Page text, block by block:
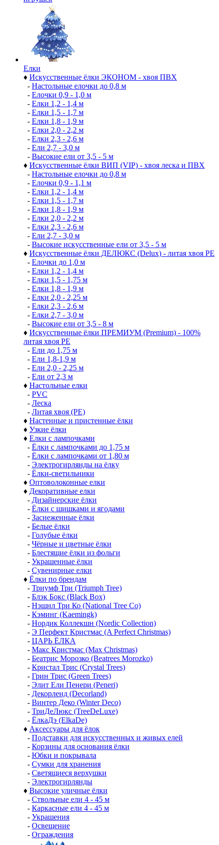
Елки
♦ Искусственные ёлки ЭКОНОМ - хвоя ПВХ
- Настольные елочки до 0,8 м
- Елочки 0,9 - 1,0 м
- Елки 1,2 - 1,4 м
- Елки 1,5 - 1,7 м
- Елки 1,8 - 1,9 м
- Елки 2,0 - 2,2 м
- Елки 2,3 - 2,6 м
- Ели 2,7 - 3,0 м
- Высокие ели от 3,5 - 5 м
♦ Искусственные ёлки ВИП (VIP) - хвоя леска и ПВХ
- Настольные елочки до 0,8 м
- Елочки 0,9 - 1,1 м
- Елки 1,2 - 1,4 м
- Елки 1,5 - 1,7 м
- Елки 1,8 - 1,9 м
- Елки 2,0 - 2,2 м
- Елки 2,3 - 2,6 м
- Ели 2,7 - 3,0 м
- Высокие искусственные ели от 3,5 - 5 м
♦ Искусственные ёлки ДЕЛЮКС (Delux) - литая хвоя РЕ
- Елочки до 1,0 м
- Елки 1,2 - 1,4 м
- Елки 1,5 - 1,75 м
- Елки 1,8 - 1,9 м
- Елки 2,0 - 2,25 м
- Елки 2,3 - 2,6 м
- Елки 2,7 - 3,0 м
- Высокие ели от 3,5 - 8 м
♦ Искусственные ёлки ПРЕМИУМ (Premium) - 100%
литая хвоя РЕ
- Ели до 1,75 м
- Ели 1,8-1,9 м
- Ели 2,0 - 2,25 м
- Ели от 2,3 м
♦ Настольные елки
- PVC
- Леска
- Литая хвоя (РЕ)
♦ Настенные и пристенные ёлки
♦ Узкие ёлки
♦ Елки с лампочками
- Ёлки с лампочками до 1,75 м
- Ёлки с лампочками от 1,80 м
- Электрогирлянды на ёлку
- Ёлки-светильники
♦ Оптоволоконные елки
♦ Декоративные елки
- Дизайнерские ёлки
- Ёлки с шишками и ягодами
- Заснеженные ёлки
- Белые ёлки
- Голубые ёлки
- Чёрные и цветные ёлки
- Блестящие ёлки из фольги
- Украшенные ёлки
- Сувенирные елки
♦ Ёлки по брендам
- Триумф Три (Triumph Tree)
- Блэк Бокс (Black Box)
- Нэшнл Три Ко (National Tree Co)
- Кэминг (Kaemingk)
- Нордик Коллекшн (Nordic Collection)
- Э Перфект Кристмас (A Perfect Christmas)
- ЦАРЬ ЁЛКА
- Макс Кристмас (Max Christmas)
- Беатрис Морозко (Beatrees Morozko)
- Кристал Трис (Crystal Trees)
- Грин Трис (Green Trees)
- Элит Ели Пенери (Peneri)
- Декорленд (Decorland)
- Винтер Деко (Winter Deco)
- ТриДеЛюкс (TreeDeLuxe)
- ЁлкаДэ (ElkaDe)
♦ Аксессуары для ёлок
- Подставки для искусственных и живых елей
- Корзины для основания ёлки
- Юбки и покрывала
- Сумки для хранения
- Светящиеся верхушки
- Электрогирлянды
♦ Высокие уличные ёлки
- Ствольные ели 4 - 45 м
- Каркасные ели 4 - 45 м
- Украшения
- Освещение
- Ограждения